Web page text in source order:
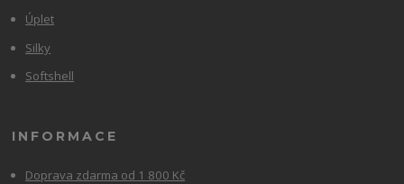
Úplet
Silky
Softshell
INFORMACE
Doprava zdarma od 1 800 Kč